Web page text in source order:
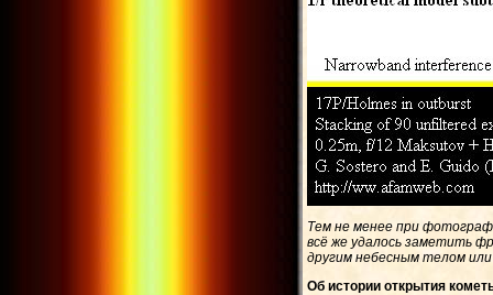
Тем не менее при
всё же удалось заметить
другим небесным телом или
Об истории открытия